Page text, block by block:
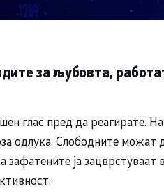
за љубовта,
глас пред да реагирате.
одлука. Слободните можат
ја зацврстуваат